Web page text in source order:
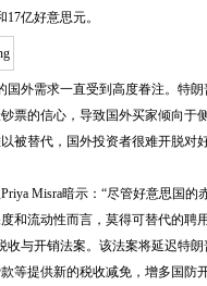
亿好意思元。
外需求一直受到高度眷注。特朗
票的信心，导致国外买家倾向于
被替代，国外投资者很难开脱对
Misra暗示：“尽管好意思国的
和流动性而言，莫得可替代的聘
开销法案。该法案将延迟特朗
等提供新的税收减免，增多国防